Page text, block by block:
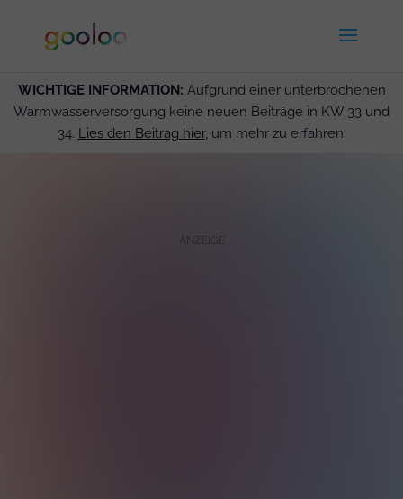
WICHTIGE INFORMATION: Aufgrund einer unterbrochenen
Warmwasserversorgung keine neuen Beiträge in KW 33 und
34. Lies den Beitrag hier, um mehr zu erfahren.